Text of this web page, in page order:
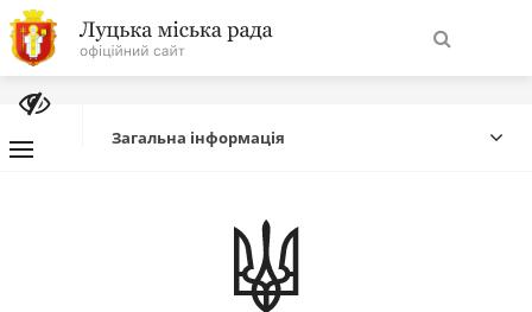
На
головну
Про місто
Міська влада
Загальна інформація